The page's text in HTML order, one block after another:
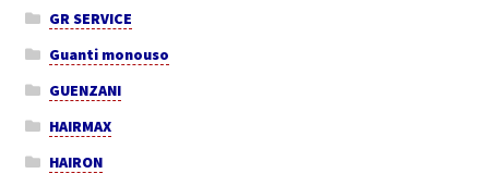
GR SERVICE
Guanti monouso
GUENZANI
HAIRMAX
HAIRON